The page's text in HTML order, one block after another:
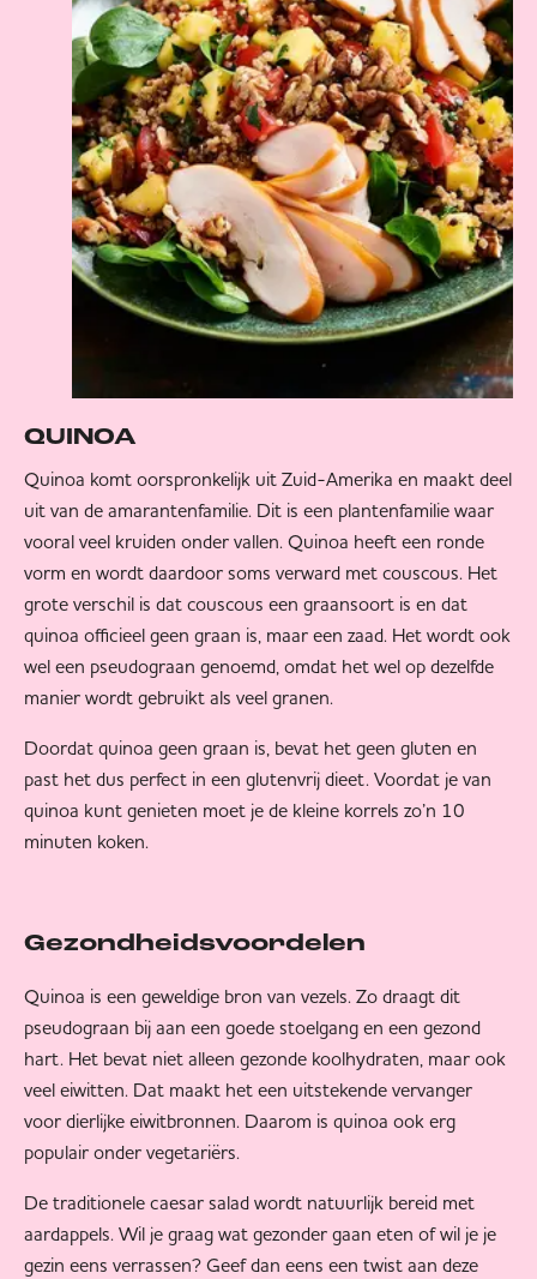
QUINOA
Quinoa komt oorspronkelijk uit Zuid-Amerika en maakt deel
uit van de amarantenfamilie. Dit is een plantenfamilie waar
vooral veel kruiden onder vallen. Quinoa heeft een ronde
vorm en wordt daardoor soms verward met couscous. Het
grote verschil is dat couscous een graansoort is en dat
quinoa officieel geen graan is, maar een zaad. Het wordt ook
wel een pseudograan genoemd, omdat het wel op dezelfde
manier wordt gebruikt als veel granen.
Doordat quinoa geen graan is, bevat het geen gluten en
past het dus perfect in een glutenvrij dieet. Voordat je van
quinoa kunt genieten moet je de kleine korrels zo’n 10
minuten koken.
Gezondheidsvoordelen
Quinoa is een geweldige bron van vezels. Zo draagt dit
pseudograan bij aan een goede stoelgang en een gezond
hart. Het bevat niet alleen gezonde koolhydraten, maar ook
veel eiwitten. Dat maakt het een uitstekende vervanger
voor dierlijke eiwitbronnen. Daarom is quinoa ook erg
populair onder vegetariërs.
De traditionele caesar salad wordt natuurlijk bereid met
aardappels. Wil je graag wat gezonder gaan eten of wil je je
gezin eens verrassen? Geef dan eens een twist aan deze